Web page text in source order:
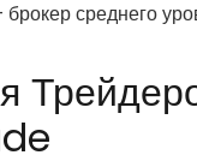
среднего